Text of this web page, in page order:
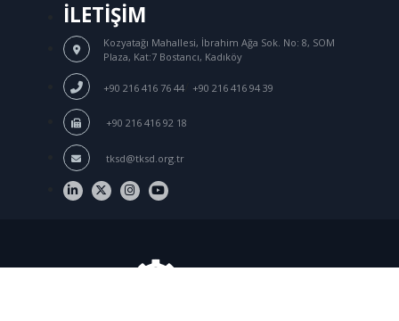
İLETİŞİM
Kozyatağı Mahallesi, İbrahim Ağa Sok. No: 8, SOM
Plaza, Kat:7 Bostancı, Kadıköy
+90 216 416 76 44/ +90 216 416 94 39
+90 216 416 92 18
tksd@tksd.org.tr